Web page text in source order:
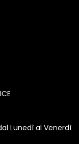
Lunedì al Venerdì